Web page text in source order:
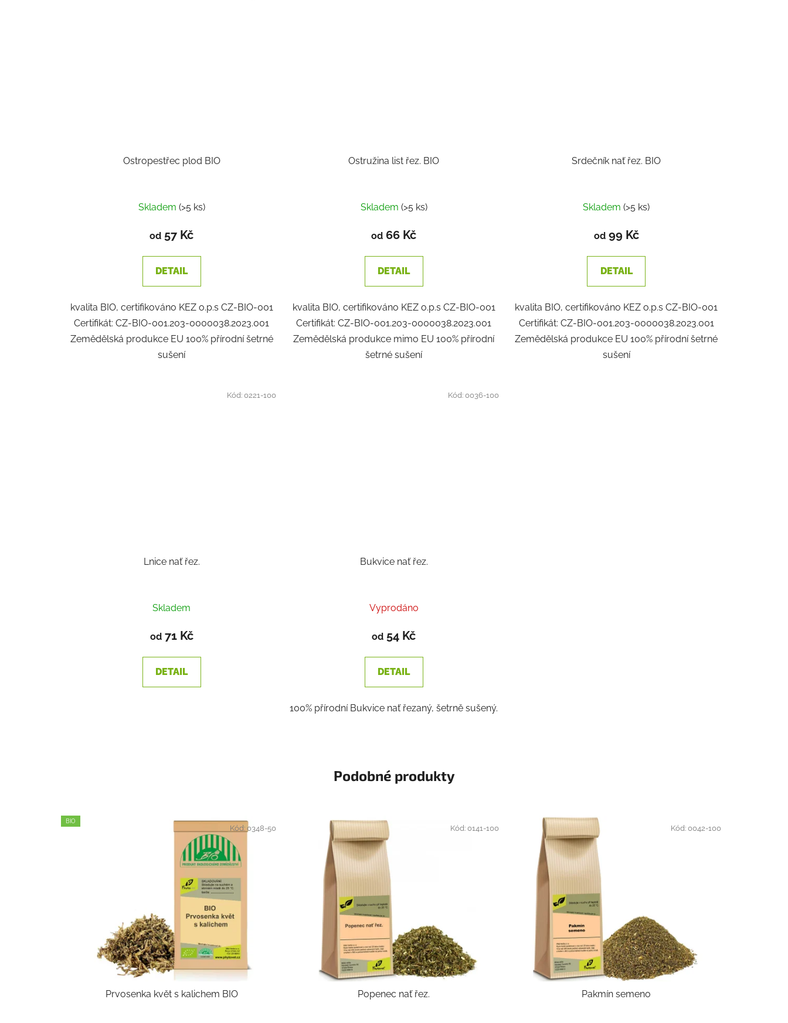
Ostropestřec plod BIO
Skladem (>5 ks)
od 57 Kč
DETAIL
kvalita BIO, certifikováno KEZ o.p.s CZ-BIO-001
Certifikát: CZ-BIO-001.203-0000038.2023.001
Zemědělská produkce EU 100% přírodní šetrné
sušení
Ostružina list řez. BIO
Skladem (>5 ks)
od 66 Kč
DETAIL
kvalita BIO, certifikováno KEZ o.p.s CZ-BIO-001
Certifikát: CZ-BIO-001.203-0000038.2023.001
Zemědělská produkce mimo EU 100% přírodní
šetrné sušení
Srdečník nať řez. BIO
Skladem(>5 ks)
od99 Kč
DETAIL
kvalita BIO, certifikováno KEZ o.p.s CZ-BIO-001
Certifikát: CZ-BIO-001.203-0000038.2023.001
Zemědělská produkce EU 100% přírodní šetrné
sušení
Lnice nať řez.
Skladem
od71 Kč
DETAIL
Kód:0221-100
Bukvice nať řez.
Vyprodáno
od 54 Kč
DETAIL
100% přírodní Bukvice nať řezaný, šetrně sušený.
Kód:0036-100
Podobné produkty
BIO
Prvosenka květ s kalichem BIO
Kód:0348-50
Popenec nať řez.
Kód:0141-100
Pakmín semeno
Kód:0042-100